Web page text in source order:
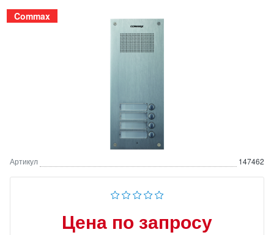
Commax
Артикул 147462
Цена по запросу